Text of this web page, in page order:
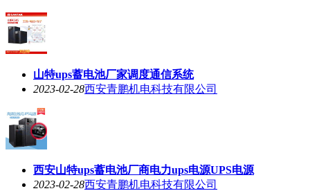
山特ups蓄电池厂家调度通信系统
2023-02-28西安青鹏机电科技有限公司
西安山特ups蓄电池厂商电力ups电源UPS电源
2023-02-28西安青鹏机电科技有限公司